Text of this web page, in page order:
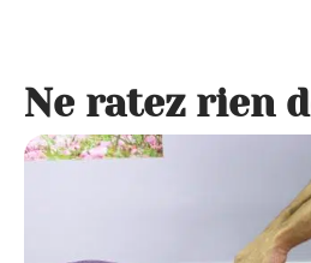
Ne ratez rien